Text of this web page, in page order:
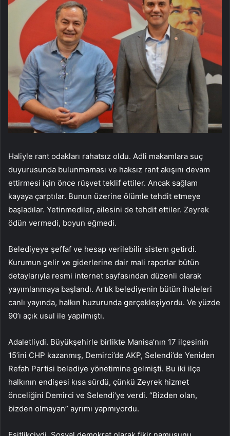
Haliyle rant odakları rahatsız oldu. Adli makamlara suç
duyurusunda bulunmaması ve haksız rant akışını devam
ettirmesi için önce rüşvet teklif ettiler. Ancak sağlam
kayaya çarptılar. Bunun üzerine ölümle tehdit etmeye
başladılar. Yetinmediler, ailesini de tehdit ettiler. Zeyrek
ödün vermedi, boyun eğmedi.
Belediyeye şeffaf ve hesap verilebilir sistem getirdi.
Kurumun gelir ve giderlerine dair mali raporlar bütün
detaylarıyla resmi internet sayfasından düzenli olarak
yayımlanmaya başlandı. Artık belediyenin bütün ihaleleri
canlı yayında, halkın huzurunda gerçekleşiyordu. Ve yüzde
90’ı açık usul ile yapılmıştı.
Adaletliydi. Büyükşehirle birlikte Manisa’nın 17 ilçesinin
15’ini CHP kazanmış, Demirci’de AKP, Selendi’de Yeniden
Refah Partisi belediye yönetimine gelmişti. Bu iki ilçe
halkının endişesi kısa sürdü, çünkü Zeyrek hizmet
önceliğini Demirci ve Selendi’ye verdi. “Bizden olan,
bizden olmayan” ayrımı yapmıyordu.